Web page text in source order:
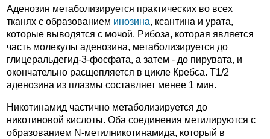
Аденозин метаболизируется практических во всех
тканях с образованием инозина, ксантина и урата,
которые выводятся с мочой. Рибоза, которая является
часть молекулы аденозина, метаболизируется до
глицеральдегид-3-фосфата, а затем - до пирувата, и
окончательно расщепляется в цикле Кребса. T1/2
аденозина из плазмы составляет менее 1 мин.
Никотинамид частично метаболизируется до
никотиновой кислоты. Оба соединения метилируются с
образованием N-метилникотинамида, который в